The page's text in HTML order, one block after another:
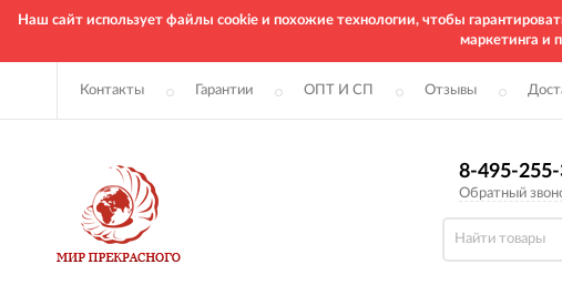
Наш сайт использует файлы cookie и похожие технологии, чтобы
маркетинга и
Контакты Гарантии ОПТ И СП Отзывы
8-495-
Обратный